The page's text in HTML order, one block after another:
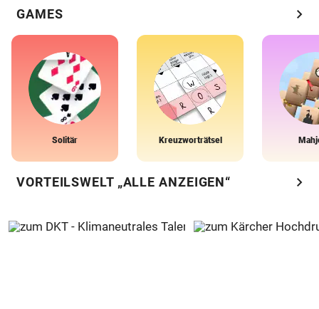
GAMES chevron_right
Solitär Kreuzworträtsel
VORTEILSWELT „ALLE ANZEIGEN“ chevron_right